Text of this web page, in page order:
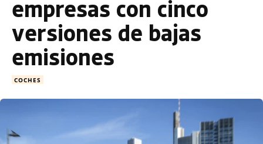
empresas con cinco
versiones de bajas
emisiones
COCHES